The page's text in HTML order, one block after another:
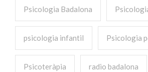
Psicologia Badalona
psicologia infantil Psicologia
Psicoteràpia radio badalona